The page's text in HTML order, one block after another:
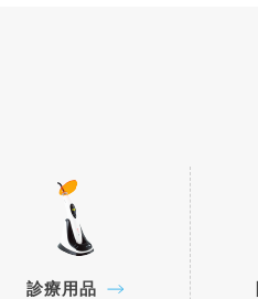
診療用品